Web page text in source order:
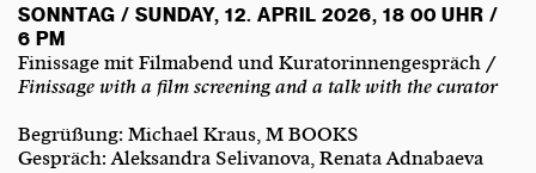
SONNTAG / SUNDAY, 12. APRIL 2026, 18 00 UHR /
6 PM
Finissage mit Filmabend und Kuratorinnengespräch /
Finissage with a film screening and a talk with the curator
Begrüßung: Michael Kraus, M BOOKS
Gespräch: Aleksandra Selivanova, Renata Adnabaeva